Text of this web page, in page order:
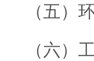
（五）
（六）